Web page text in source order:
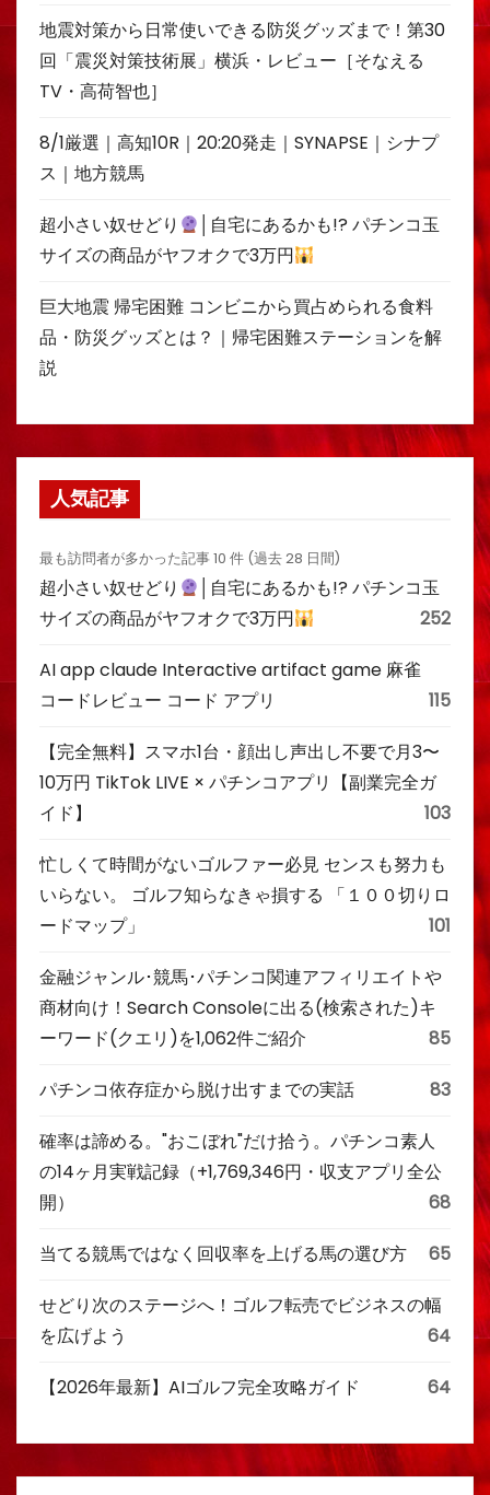
地震対策から日常使いできる防災グッズまで！第30
回「震災対策技術展」横浜・レビュー［そなえる
TV・高荷智也］
8/1厳選｜高知10R｜20:20発走｜SYNAPSE｜シナプ
ス｜地方競馬
超小さい奴せどり
│自宅にあるかも!? パチンコ玉
サイズの商品がヤフオクで3万円
巨大地震 帰宅困難 コンビニから買占められる食料
品・防災グッズとは？｜帰宅困難ステーションを解
説
人気記事
最も訪問者が多かった記事 10 件 (過去 28 日間)
超小さい奴せどり
│自宅にあるかも!? パチンコ玉
サイズの商品がヤフオクで3万円
252
AI app claude Interactive artifact game 麻雀
コードレビュー コード アプリ
115
【完全無料】スマホ1台・顔出し声出し不要で月3〜
10万円 TikTok LIVE × パチンコアプリ【副業完全ガ
イド】
103
忙しくて時間がないゴルファー必見 センスも努力も
いらない。 ゴルフ知らなきゃ損する 「１００切りロ
ードマップ」
101
金融ジャンル･競馬･パチンコ関連アフィリエイトや
商材向け！Search Consoleに出る(検索された)キ
ーワード(クエリ)を1,062件ご紹介
85
パチンコ依存症から脱け出すまでの実話 83
確率は諦める。"おこぼれ"だけ拾う。パチンコ素人
の14ヶ月実戦記録（+1,769,346円・収支アプリ全公
開）
68
当てる競馬ではなく回収率を上げる馬の選び方 65
せどり次のステージへ！ゴルフ転売でビジネスの幅
を広げよう
64
【2026年最新】AIゴルフ完全攻略ガイド 64